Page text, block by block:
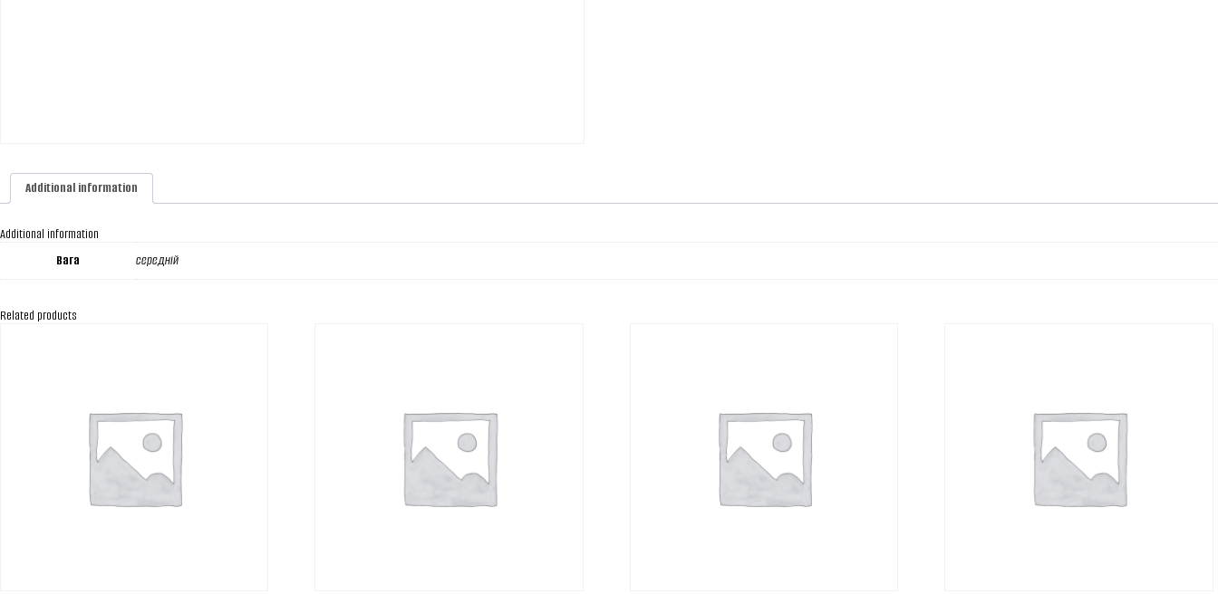
Additional information
Additional information
Вага
середній
Related products